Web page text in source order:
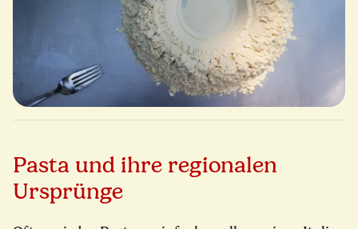
Pasta und ihre regionalen
Ursprünge